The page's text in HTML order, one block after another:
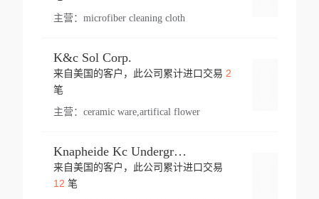
主营： microfiber cleaning cloth
K&c Sol Corp.
来自美国的客户，此公司累计进口交易 2
笔
主营： ceramic ware,artifical flower
Knapheide Kc Underground
来自美国的客户，此公司累计进口交易
12 笔